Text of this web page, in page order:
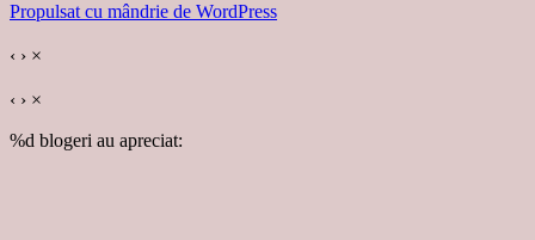
Propulsat cu mândrie de WordPress
‹ › ×
‹ › ×
%d blogeri au apreciat: